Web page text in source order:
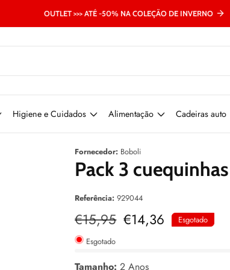
OUTLET >>> ATÉ -50% NA COLEÇÃO DE INVERNO
Higiene e Cuidados Alimentação Cadeiras auto
Fornecedor: Boboli
Pack 3
Referência: 929044
Preço
normal
€15,95 Preço
de
€14,36
Esgotado
Esgotado
Tamanho: 2 Anos